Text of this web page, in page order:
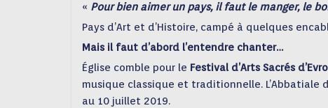
« Pour bien aimer un pays, il faut le manger, le
Pays d’Art et d’Histoire, campé à quelques
Mais il faut d’abord l’entendre chanter…
Église comble pour le Festival d’Arts Sacrés
musique classique et traditionnelle. L’Abbatiale
au 10 juillet 2019.